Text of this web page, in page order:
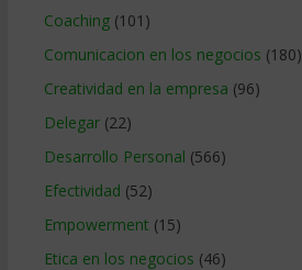
Coaching(101)
Comunicacion en los negocios (180)
Creatividad en la empresa (96)
Delegar(22)
Desarrollo Personal (566)
Efectividad (52)
Empowerment (15)
Etica en los negocios (46)